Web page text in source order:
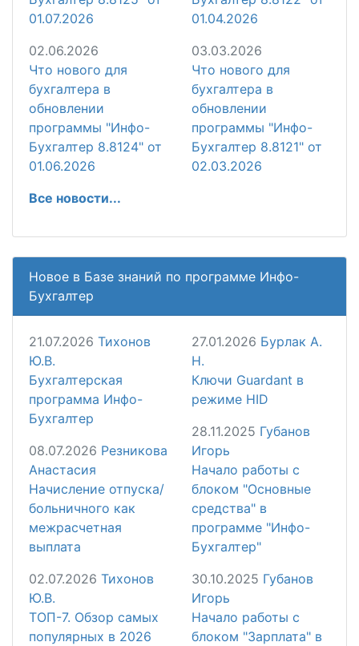
01.07.2026
02.06.2026
Что нового для
бухгалтера в
обновлении
программы "Инфо-
Бухгалтер 8.8124" от
01.06.2026
01.04.2026
03.03.2026
Что нового для
бухгалтера в
обновлении
программы "Инфо-
Бухгалтер 8.8121" от
02.03.2026
Все новости...
Новое в Базе знаний по программе Инфо-
Бухгалтер
21.07.2026 Тихонов
Ю.В.
Бухгалтерская
программа Инфо-
Бухгалтер
08.07.2026 Резникова
Анастасия
Начисление отпуска/
больничного как
межрасчетная
выплата
02.07.2026 Тихонов
Ю.В.
ТОП-7. Обзор самых
популярных в 2026
27.01.2026 Бурлак А.
Н.
Ключи Guardant в
режиме HID
28.11.2025 Губанов
Игорь
Начало работы с
блоком "Основные
средства" в
программе "Инфо-
Бухгалтер"
30.10.2025 Губанов
Игорь
Начало работы с
блоком "Зарплата" в